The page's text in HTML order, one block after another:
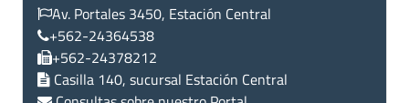
Av. Portales 3450, Estación Central
+562-24364538
+562-24378212
Casilla 140, sucursal Estación Central